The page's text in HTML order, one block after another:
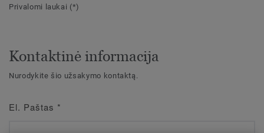
Privalomi laukai (*)
Kontaktinė informacija
Nurodykite šio užsakymo kontaktą.
El. Paštas *